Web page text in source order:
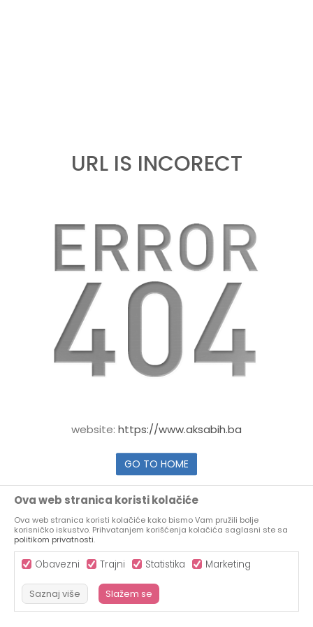
URL IS INCORECT
website: https://www.aksabih.ba
GO TO HOME
Ova web stranica koristi kolačiće
Ova web stranica koristi kolačiće kako bismo Vam pružili bolje
korisničko iskustvo. Prihvatanjem korišćenja kolačića saglasni ste sa
politikom privatnosti.
Obavezni Trajni Statistika Marketing
Saznaj više Slažem se